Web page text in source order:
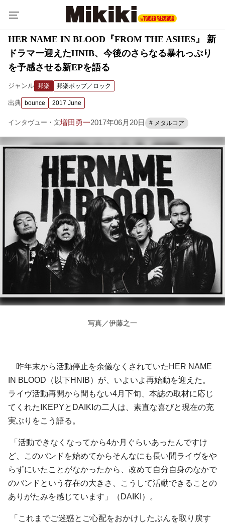
HER NAME IN BLOOD『FROM THE ASHES』 新
ドラマー迎えたHNIB、今後のさらなる暴れっぷり
を予感させる新EPを語る
ジャンル 邦楽 邦楽ポップ／ロック
出典 bounce 2017 June
インタヴュー・文増田勇一2017年06月20日 # メタルコア
写真／伊藤之一
昨年末から活動停止を余儀なくされていたHER NAME
IN BLOOD（以下HNIB）が、いよいよ再始動を迎えた。
ライヴ活動再開から間もない4月下旬、本誌の取材に応じ
てくれたIKEPYとDAIKIの二人は、素直な喜びと現在の充
実ぶりをこう語る。
「活動できなくなってから4か月ぐらいあったんですけ
ど、このバンドを始めてからそんなにも長い間ライヴをや
らずにいたことがなかったから、改めて自分自身のなかで
のバンドという存在の大きさ、こうして活動できることの
ありがたみを感じています」（DAIKI）。
「これまでご迷惑とご心配をおかけしたぶんを取り戻す